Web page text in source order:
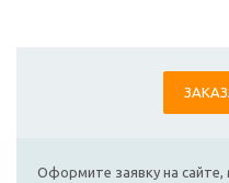
Оформите заявку на